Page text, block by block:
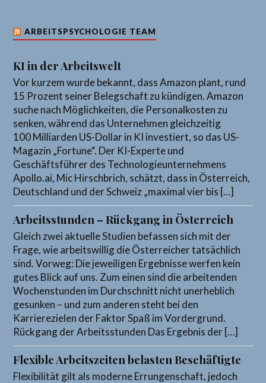
ARBEITSPSYCHOLOGIE TEAM
KI in der Arbeitswelt
Vor kurzem wurde bekannt, dass Amazon plant, rund
15 Prozent seiner Belegschaft zu kündigen. Amazon
suche nach Möglichkeiten, die Personalkosten zu
senken, während das Unternehmen gleichzeitig
100 Milliarden US-Dollar in KI investiert, so das US-
Magazin „Fortune“. Der KI-Experte und
Geschäftsführer des Technologieunternehmens
Apollo.ai, Mic Hirschbrich, schätzt, dass in Österreich,
Deutschland und der Schweiz „maximal vier bis […]
Arbeitsstunden – Rückgang in Österreich
Gleich zwei aktuelle Studien befassen sich mit der
Frage, wie arbeitswillig die Österreicher tatsächlich
sind. Vorweg: Die jeweiligen Ergebnisse werfen kein
gutes Blick auf uns. Zum einen sind die arbeitenden
Wochenstunden im Durchschnitt nicht unerheblich
gesunken – und zum anderen steht bei den
Karrierezielen der Faktor Spaß im Vordergrund.
Rückgang der Arbeitsstunden Das Ergebnis der […]
Flexible Arbeitszeiten belasten Beschäftigte
Flexibilität gilt als moderne Errungenschaft, jedoch